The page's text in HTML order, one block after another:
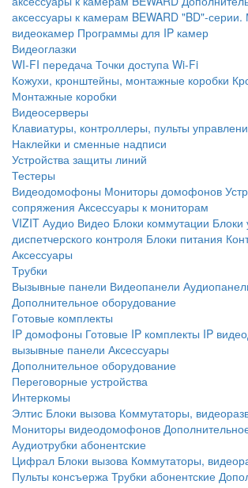
аксессуары к камерам BEWARD "BD"-серии.
видеокамер Программы для IP камер
Видеоглазки
WI-FI передача Точки доступа Wi-Fi
Кожухи, кронштейны, монтажные коробки
Монтажные коробки
Видеосерверы
Клавиатуры, контроллеры, пульты
Наклейки и сменные надписи
Устройства защиты линий
Тестеры
Видеодомофоны Мониторы домофонов
сопряжения Аксессуары к мониторам
VIZIT Аудио Видео Блоки коммутации Блоки
диспетчерского контроля Блоки питания
Аксессуары
Трубки
Вызывные панели Видеопанели
Дополнительное оборудование
Готовые комплекты
IP домофоны Готовые IP комплекты IP
вызывные панели Аксессуары
Дополнительное оборудование
Переговорные устройства
Интеркомы
Элтис Блоки вызова Коммутаторы,
Мониторы видеодомофонов
Аудиотрубки абонентские
Цифрал Блоки вызова Коммутаторы,
Пульты консъержа Трубки абонентские